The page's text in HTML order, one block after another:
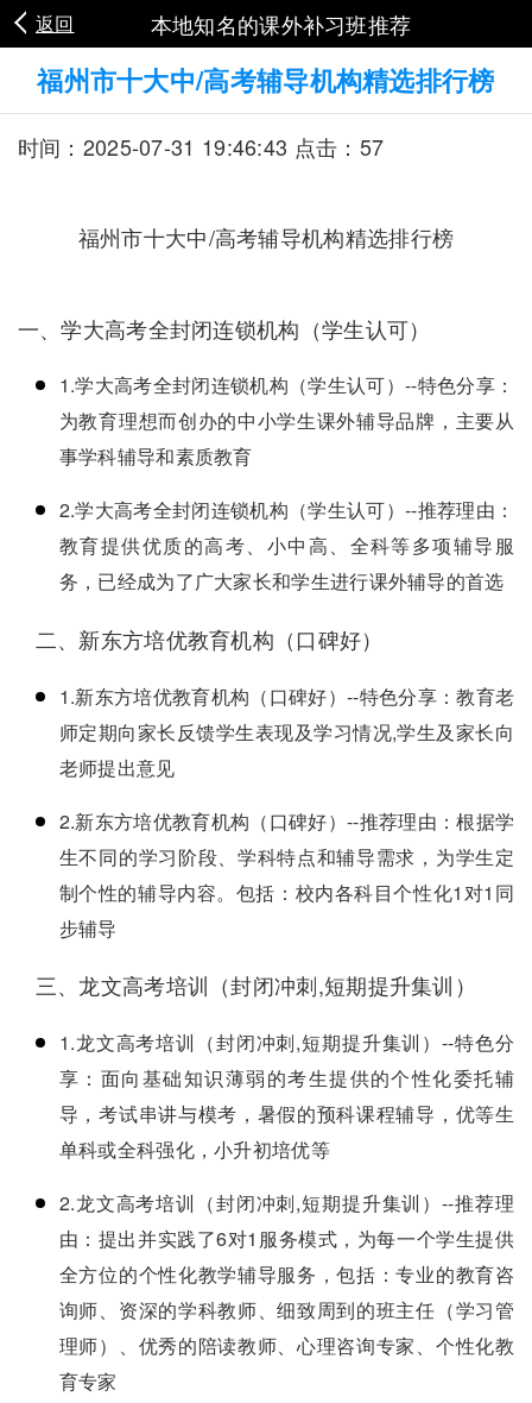
返回 本地知名的课外补习班推荐
福州市十大中/高考辅导机构精选排行榜
时间：2025-07-31 19:46:43 点击：57
福州市十大中/高考辅导机构精选排行榜
一、学大高考全封闭连锁机构（学生认可）
1.学大高考全封闭连锁机构（学生认可）--特色分享：
为教育理想而创办的中小学生课外辅导品牌，主要从
事学科辅导和素质教育
2.学大高考全封闭连锁机构（学生认可）--推荐理由：
教育提供优质的高考、小中高、全科等多项辅导服
务，已经成为了广大家长和学生进行课外辅导的首选
二、新东方培优教育机构（口碑好）
1.新东方培优教育机构（口碑好）--特色分享：教育老
师定期向家长反馈学生表现及学习情况,学生及家长向
老师提出意见
2.新东方培优教育机构（口碑好）--推荐理由：根据学
生不同的学习阶段、学科特点和辅导需求，为学生定
制个性的辅导内容。包括：校内各科目个性化1对1同
步辅导
三、龙文高考培训（封闭冲刺,短期提升集训）
1.龙文高考培训（封闭冲刺,短期提升集训）--特色分
享：面向基础知识薄弱的考生提供的个性化委托辅
导，考试串讲与模考，暑假的预科课程辅导，优等生
单科或全科强化，小升初培优等
2.龙文高考培训（封闭冲刺,短期提升集训）--推荐理
由：提出并实践了6对1服务模式，为每一个学生提供
全方位的个性化教学辅导服务，包括：专业的教育咨
询师、资深的学科教师、细致周到的班主任（学习管
理师）、优秀的陪读教师、心理咨询专家、个性化教
育专家